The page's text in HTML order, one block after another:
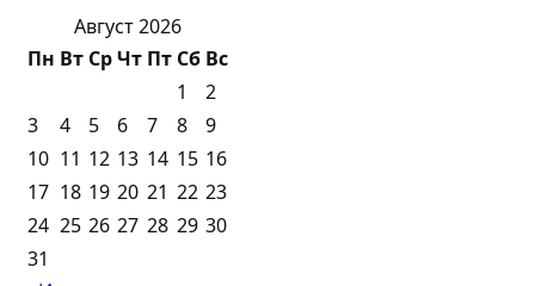
Август 2026
Пн Вт СрЧт Пт Сб Вс
1
2
3
4 5 6 7 8
9
10 11 12 13 14 15 16
17 18 19 20 21 22 23
24 25 26 27 28 29 30
31